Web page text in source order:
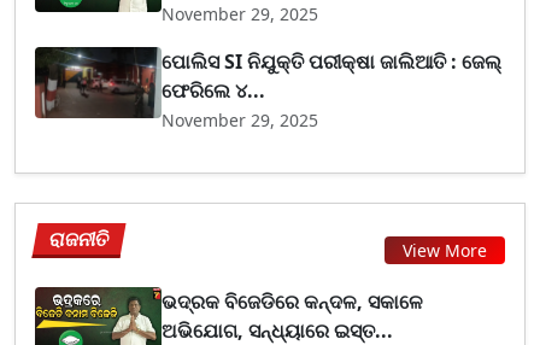
November 29, 2025
ପୋଲିସ SI ନିଯୁକ୍ତି ପରୀକ୍ଷା ଜାଲିଆତି : ଜେଲ୍
ଫେରିଲେ ୪...
November 29, 2025
ରାଜନୀତି View More
ଭଦ୍ରକ ବିଜେଡିରେ କନ୍ଦଳ, ସକାଳେ
ଅଭିଯୋଗ, ସନ୍ଧ୍ୟାରେ ଇସ୍ତ...